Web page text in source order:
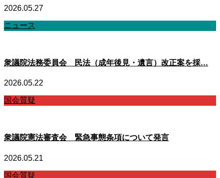
2026.05.27
ニュース
衆議院法務委員会 民法（成年後見・遺言）改正案を採…
2026.05.22
国会質疑
衆議院憲法審査会 緊急事態条項について発言
2026.05.21
国会質疑